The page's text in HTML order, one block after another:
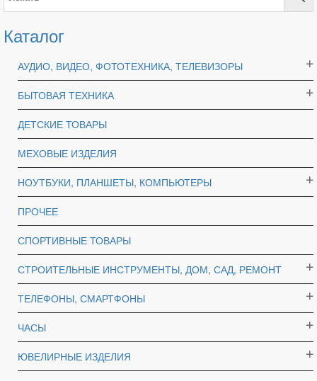
Каталог
АУДИО, ВИДЕО, ФОТОТЕХНИКА, ТЕЛЕВИЗОРЫ
БЫТОВАЯ ТЕХНИКА
ДЕТСКИЕ ТОВАРЫ
МЕХОВЫЕ ИЗДЕЛИЯ
НОУТБУКИ, ПЛАНШЕТЫ, КОМПЬЮТЕРЫ
ПРОЧЕЕ
СПОРТИВНЫЕ ТОВАРЫ
СТРОИТЕЛЬНЫЕ ИНСТРУМЕНТЫ, ДОМ, САД, РЕМОНТ
ТЕЛЕФОНЫ, СМАРТФОНЫ
ЧАСЫ
ЮВЕЛИРНЫЕ ИЗДЕЛИЯ